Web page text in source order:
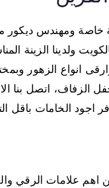
ومهندس ديكور
ولدينا الزينة
انواع الزهور
الزفاف، اتصل بنا
اجود الخامات باقل
اهم علامات الرقي